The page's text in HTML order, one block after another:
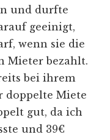
und durfte
geeinigt,
wenn sie die
Mieter bezahlt.
bei ihrem
doppelte Miete
gut, da ich
und 39€